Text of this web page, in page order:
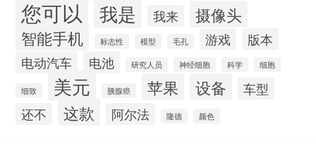
您可以 我是 我来
摄像头
智能手机
标志性 模型 毛孔 游戏
版本
电动汽车
电池 研究人员 神经细胞 科学 细胞
细致 美元 胰腺癌 苹果 设备
车型
还不
这款 阿尔法 隆德 颜色